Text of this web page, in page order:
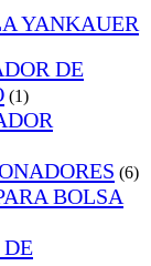
YANKAUER
DE
(1)
(6)
BOLSA
DE